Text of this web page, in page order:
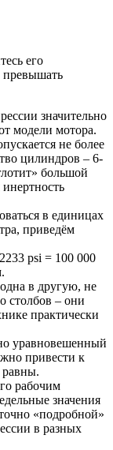
его
превышать
значительно
модели мотора.
не более
цилиндров – 6-
большой
в единицах
приведём
psi = 100 000
в другую, не
столбов – они
практически
уравновешенный
привести к
равны.
рабочим
значения
«подробной»
в разных